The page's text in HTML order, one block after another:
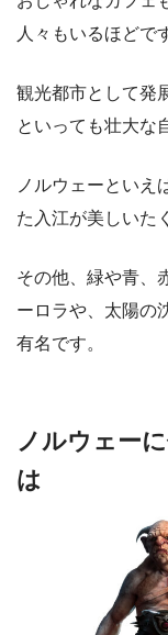
人々もいるほどで
観光都市として発
といっても壮大な
ノルウェーといえ
た入江が美しいた
その他、緑や青、
ーロラや、太陽の
有名です。
ノルウェー
は